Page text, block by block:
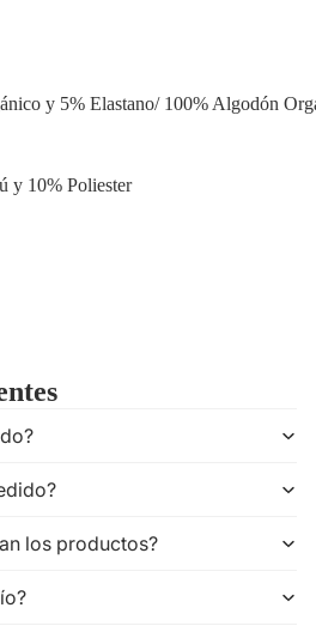
y 5% Elastano/ 100% Algodón
y 10% Poliester
los productos?